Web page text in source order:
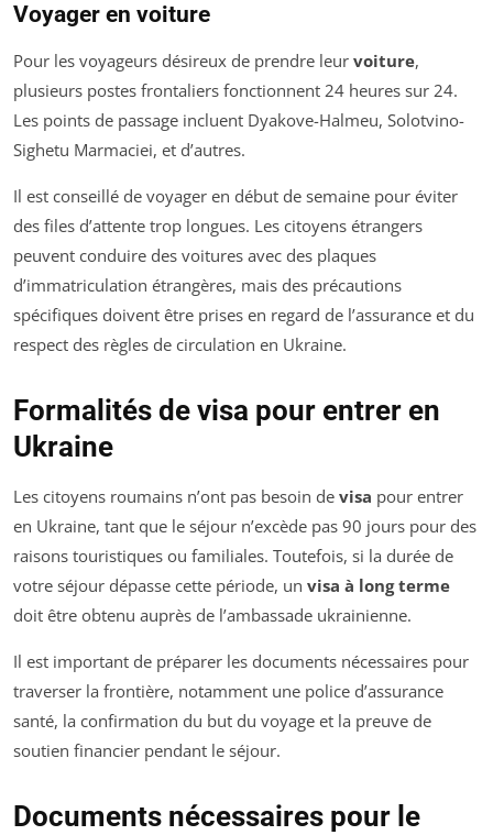
Voyager en voiture
Pour les voyageurs désireux de prendre leur voiture,
plusieurs postes frontaliers fonctionnent 24 heures sur 24.
Les points de passage incluent Dyakove-Halmeu, Solotvino-
Sighetu Marmaciei, et d’autres.
Il est conseillé de voyager en début de semaine pour éviter
des files d’attente trop longues. Les citoyens étrangers
peuvent conduire des voitures avec des plaques
d’immatriculation étrangères, mais des précautions
spécifiques doivent être prises en regard de l’assurance et du
respect des règles de circulation en Ukraine.
Formalités de visa pour entrer en
Ukraine
Les citoyens roumains n’ont pas besoin de visa pour entrer
en Ukraine, tant que le séjour n’excède pas 90 jours pour des
raisons touristiques ou familiales. Toutefois, si la durée de
votre séjour dépasse cette période, un visa à long terme
doit être obtenu auprès de l’ambassade ukrainienne.
Il est important de préparer les documents nécessaires pour
traverser la frontière, notamment une police d’assurance
santé, la confirmation du but du voyage et la preuve de
soutien financier pendant le séjour.
Documents nécessaires pour le